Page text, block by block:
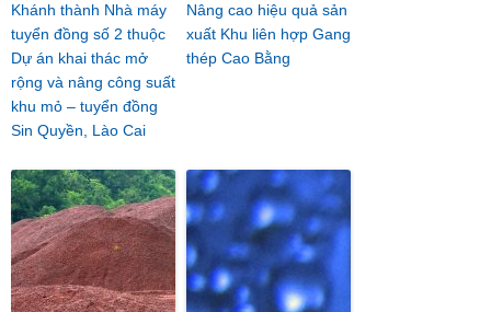
Khánh thành Nhà máy
tuyển đồng số 2 thuộc
Dự án khai thác mở
rộng và nâng công suất
khu mỏ – tuyển đồng
Sin Quyền, Lào Cai
Nâng cao hiệu quả sản
xuất Khu liên hợp Gang
thép Cao Bằng